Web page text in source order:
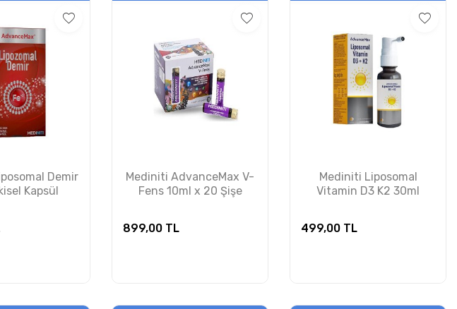
Demir
Kapsül
Mediniti AdvanceMax V-
Fens 10ml x 20 Şişe
899,00 TL
Mediniti Liposomal
Vitamin D3 K2 30ml
499,00 TL